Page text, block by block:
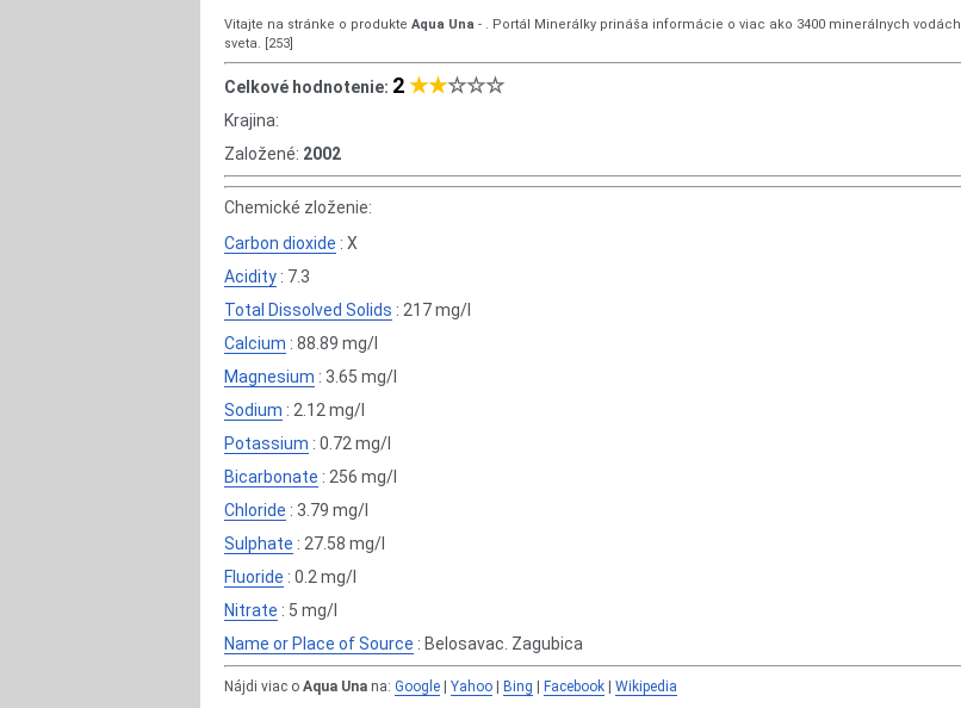
Vitajte na stránke o produkte Aqua Una - . Portál Minerálky prináša informácie o viac ako 3400 minerálnych vodách
sveta. [253]
Celkové hodnotenie: 2★★☆☆☆
Krajina:
Založené: 2002
Chemické zloženie:
Carbon dioxide : X
Acidity : 7.3
Total Dissolved Solids : 217 mg/l
Calcium : 88.89 mg/l
Magnesium : 3.65 mg/l
Sodium : 2.12 mg/l
Potassium : 0.72 mg/l
Bicarbonate : 256 mg/l
Chloride : 3.79 mg/l
Sulphate : 27.58 mg/l
Fluoride : 0.2 mg/l
Nitrate : 5 mg/l
Name or Place of Source : Belosavac. Zagubica
Nájdi viac o Aqua Una na: Google Yahoo Bing Facebook Wikipedia